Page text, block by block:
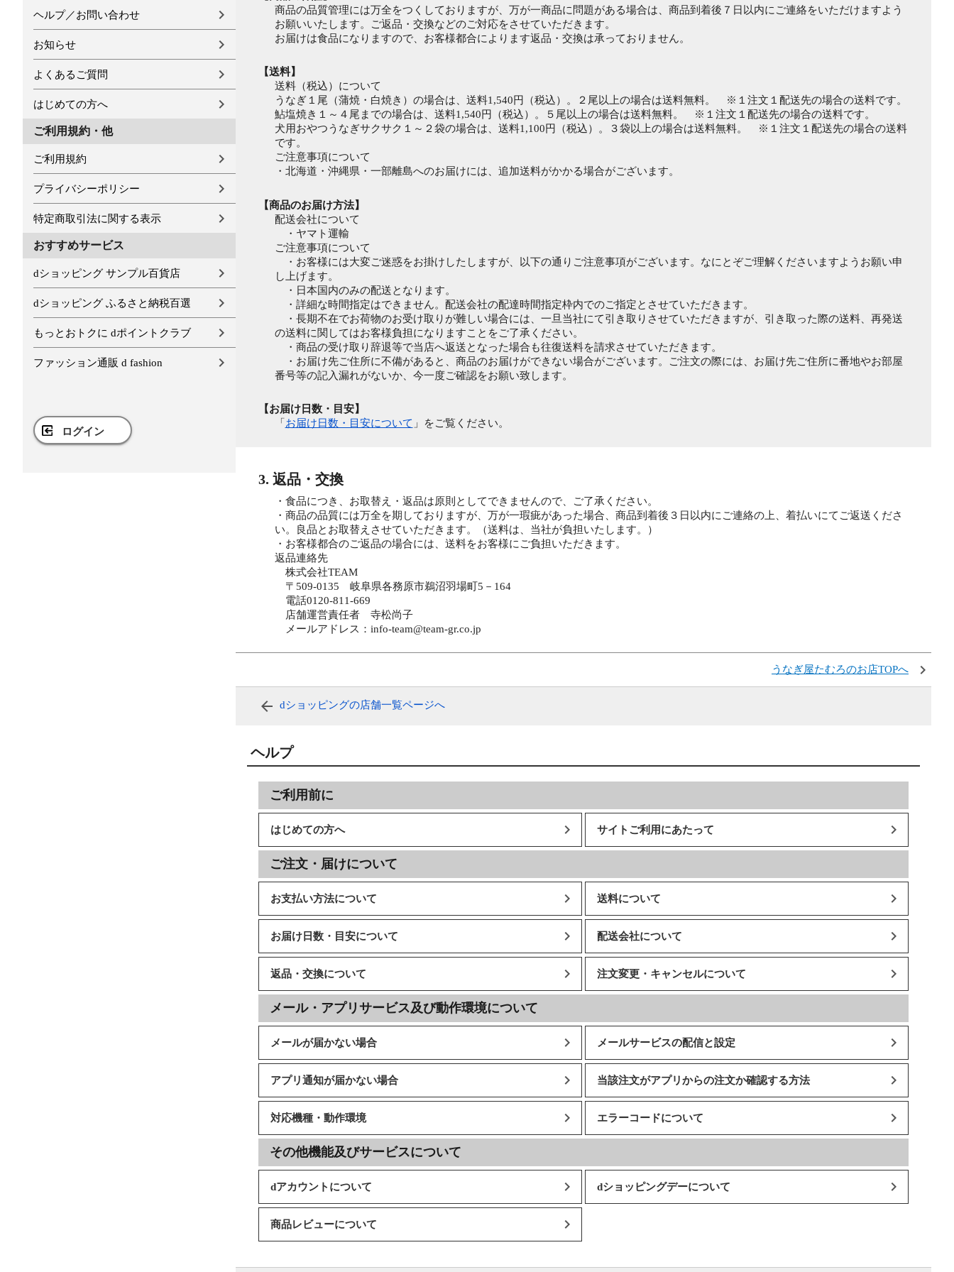
ヘルプ／お問い合わせ
お知らせ
よくあるご質問
はじめての方へ
ご利用規約・他
ご利用規約
プライバシーポリシー
特定商取引法に関する表示
おすすめサービス
dショッピング サンプル百貨店
dショッピング ふるさと納税百選
もっとおトクに dポイントクラブ
ファッション通販 d fashion
ログイン
商品の品質管理には万全をつくしておりますが、万が一商品に問題がある場合は、商品到着後７日以内にご連絡をいただけますよう
お願いいたします。ご返品・交換などのご対応をさせていただきます。
お届けは食品になりますので、お客様都合によります返品・交換は承っておりません。
【送料】
送料（税込）について
うなぎ１尾（蒲焼・白焼き）の場合は、送料1,540円（税込）。２尾以上の場合は送料無料。 ※１注文１配送先の場合の送料です。
鮎塩焼き１～４尾までの場合は、送料1,540円（税込）。５尾以上の場合は送料無料。 ※１注文１配送先の場合の送料です。
犬用おやつうなぎサクサク１～２袋の場合は、送料1,100円（税込）。３袋以上の場合は送料無料。 ※１注文１配送先の場合の送料
です。
ご注意事項について
・北海道・沖縄県・一部離島へのお届けには、追加送料がかかる場合がございます。
【商品のお届け方法】
配送会社について
・ヤマト運輸
ご注意事項について
・お客様には大変ご迷惑をお掛けしたしますが、以下の通りご注意事項がございます。なにとぞご理解くださいますようお願い申
し上げます。
・日本国内のみの配送となります。
・詳細な時間指定はできません。配送会社の配達時間指定枠内でのご指定とさせていただきます。
・長期不在でお荷物のお受け取りが難しい場合には、一旦当社にて引き取りさせていただきますが、引き取った際の送料、再発送
の送料に関してはお客様負担になりますことをご了承ください。
・商品の受け取り辞退等で当店へ返送となった場合も往復送料を請求させていただきます。
・お届け先ご住所に不備があると、商品のお届けができない場合がございます。ご注文の際には、お届け先ご住所に番地やお部屋
番号等の記入漏れがないか、今一度ご確認をお願い致します。
【お届け日数・目安】
「 お届け日数・目安について 」をご覧ください。
3. 返品・交換
・食品につき、お取替え・返品は原則としてできませんので、ご了承ください。
・商品の品質には万全を期しておりますが、万が一瑕疵があった場合、商品到着後３日以内にご連絡の上、着払いにてご返送くださ
い。良品とお取替えさせていただきます。（送料は、当社が負担いたします。）
・お客様都合のご返品の場合には、送料をお客様にご負担いただきます。
返品連絡先
株式会社TEAM
〒509-0135 岐阜県各務原市鵜沼羽場町5－164
電話0120-811-669
店舗運営責任者 寺松尚子
メールアドレス：info-team@team-gr.co.jp
うなぎ屋たむろのお店TOPへ
dショッピングの店舗一覧ページへ
ヘルプ
ご利用前に
はじめての方へ サイトご利用にあたって
ご注文・届けについて
お支払い方法について 送料について
お届け日数・目安について 配送会社について
返品・交換について 注文変更・キャンセルについて
メール・アプリサービス及び動作環境について
メールが届かない場合 メールサービスの配信と設定
アプリ通知が届かない場合 当該注文がアプリからの注文か確認する方法
対応機種・動作環境 エラーコードについて
その他機能及びサービスについて
dアカウントについて dショッピングデーについて
商品レビューについて